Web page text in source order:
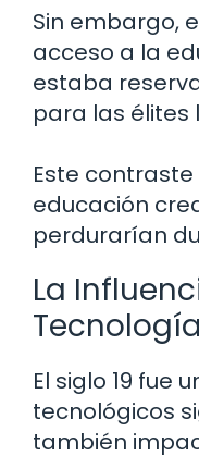
Sin embargo,
acceso a la
estaba
para las élites
Este
educación
perdurarían
La
El siglo 19 fue
tecnológicos
también